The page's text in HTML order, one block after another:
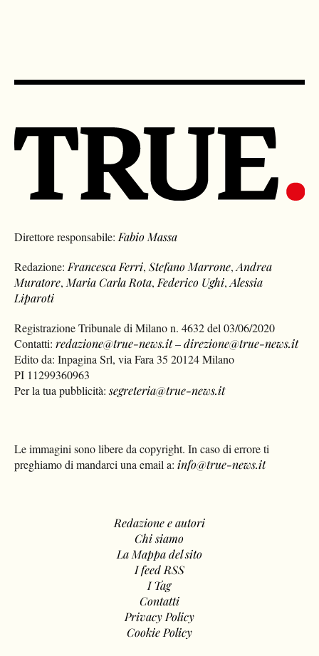
Direttore responsabile: Fabio Massa
Redazione: Francesca Ferri,Stefano Marrone,Andrea
Muratore, Maria Carla Rota, Federico Ughi,Alessia
Liparoti
Registrazione Tribunale di Milano n. 4632 del 03/06/2020
Contatti:redazione@true-news.it–direzione@true-news.it
Edito da: Inpagina Srl, via Fara 35 20124 Milano
PI 11299360963
Per la tua pubblicità:segreteria@true-news.it
Le immagini sono libere da copyright. In caso di errore ti
preghiamo di mandarci una email a: info@true-news.it
Redazione e autori
Chi siamo
La Mappa del sito
I feed RSS
I Tag
Contatti
Privacy Policy
Cookie Policy